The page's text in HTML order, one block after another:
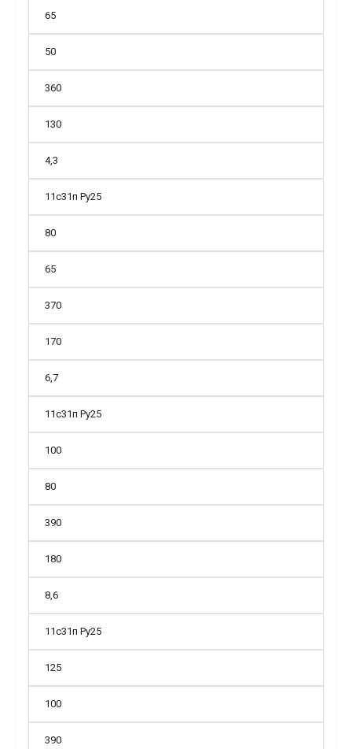
65
50
360
130
4,3
11с31п Ру25
80
65
370
170
6,7
11с31п Ру25
100
80
390
180
8,6
11с31п Ру25
125
100
390